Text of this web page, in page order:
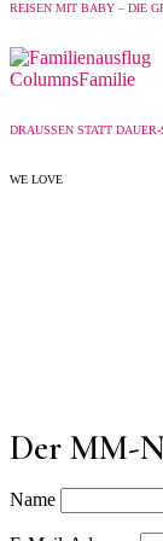
REISEN MIT BABY – DIE
ColumnsFamilie
DRAUSSEN STATT
WE LOVE
Der MM-
Name